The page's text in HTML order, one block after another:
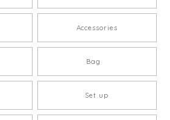
Accessories
Bag
Set up